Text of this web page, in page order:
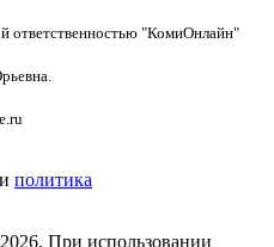
ответственностью "КомиОнлайн"
и политика
При использовании